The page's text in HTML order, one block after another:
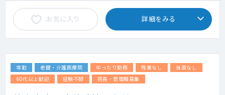
お気に入り 詳細をみる
常勤 老健・介護医療院 ゆったり勤務 残業なし
当直なし
60代以上歓迎
経験不問 院長・管理職募集